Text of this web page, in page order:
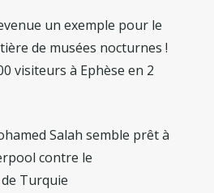
un exemple pour le
de musées nocturnes !
visiteurs à Ephèse en 2
Salah semble prêt à
contre le
Turquie